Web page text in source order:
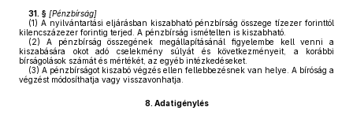
31. § [Pénzbírság]
(1) A nyilvántartási eljárásban kiszabható pénzbírság összege tízezer forinttól
kilencszázezer forintig terjed. A pénzbírság ismételten is kiszabható.
(2) A pénzbírság összegének megállapításánál figyelembe kell venni a
kiszabására okot adó cselekmény súlyát és következményeit, a korábbi
bírságolások számát és mértékét, az egyéb intézkedéseket.
(3) A pénzbírságot kiszabó végzés ellen fellebbezésnek van helye. A bíróság a
végzést módosíthatja vagy visszavonhatja.
8. Adatigénylés